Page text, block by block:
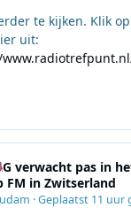
te kijken. Klik
uit:
verwacht pas in
FM in Zwitserland
·Geplaatst 11 uur